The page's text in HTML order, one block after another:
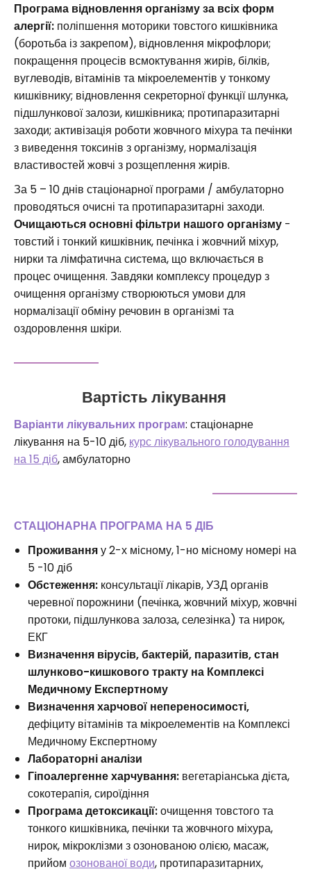
Програма відновлення організму за всіх форм
алергії: поліпшення моторики товстого кишківника
(боротьба із закрепом), відновлення мікрофлори;
покращення процесів всмоктування жирів, білків,
вуглеводів, вітамінів та мікроелементів у тонкому
кишківнику; відновлення секреторної функції шлунка,
підшлункової залози, кишківника; протипаразитарні
заходи; активізація роботи жовчного міхура та печінки
з виведення токсинів з організму, нормалізація
властивостей жовчі з розщеплення жирів.
За 5 – 10 днів стаціонарної програми / амбулаторно
проводяться очисні та протипаразитарні заходи.
Очищаються основні фільтри нашого організму -
товстий і тонкий кишківник, печінка і жовчний міхур,
нирки та лімфатична система, що включається в
процес очищення. Завдяки комплексу процедур з
очищення організму створюються умови для
нормалізації обміну речовин в організмі та
оздоровлення шкіри.
Вартість лікування
Варіанти лікувальних програм: стаціонарне
лікування на 5-10 діб, курс лікувального голодування
на 15 діб, амбулаторно
СТАЦІОНАРНА ПРОГРАМА НА 5 ДІБ
Проживанняу 2-х місному, 1-но місному номері на
5 -10 діб
Обстеження: консультації лікарів, УЗД органів
черевної порожнини (печінка, жовчний міхур, жовчні
протоки, підшлункова залоза, селезінка) та нирок,
ЕКГ
Визначення вірусів, бактерій, паразитів, стан
шлунково-кишкового тракту на Комплексі
Медичному Експертному
Визначення харчової непереносимості,
дефіциту вітамінів та мікроелементів на Комплексі
Медичному Експертному
Лабораторні аналізи
Гіпоалергенне харчування: вегетаріанська дієта,
сокотерапія, сироїдіння
Програма детоксикації:очищення товстого та
тонкого кишківника, печінки та жовчного міхура,
нирок, мікроклізми з озонованою олією, масаж,
прийом озонованої води, протипаразитарних,